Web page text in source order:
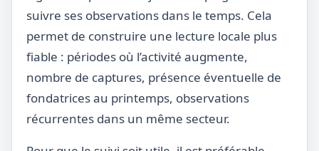
suivre ses observations dans le temps. Cela
permet de construire une lecture locale plus
fiable : périodes où l’activité augmente,
nombre de captures, présence éventuelle de
fondatrices au printemps, observations
récurrentes dans un même secteur.